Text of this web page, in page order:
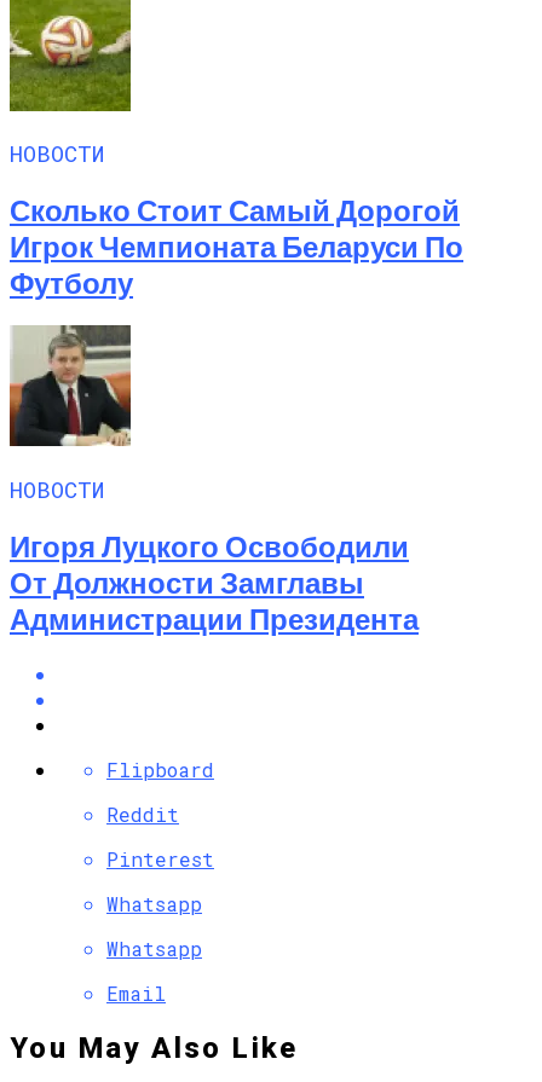
НОВОСТИ
Сколько Стоит Самый Дорогой
Игрок Чемпионата Беларуси По
Футболу
НОВОСТИ
Игоря Луцкого Освободили
От Должности Замглавы
Администрации Президента
Flipboard
Reddit
Pinterest
Whatsapp
Whatsapp
Email
You May Also Like